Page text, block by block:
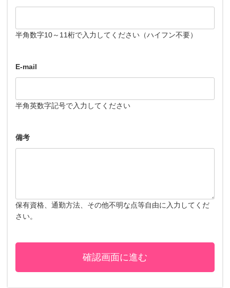
半角数字10～11桁で入力してください（ハイフン不要）
E-mail
半角英数字記号で入力してください
備考
保有資格、通勤方法、その他不明な点等自由に入力してくだ
さい。